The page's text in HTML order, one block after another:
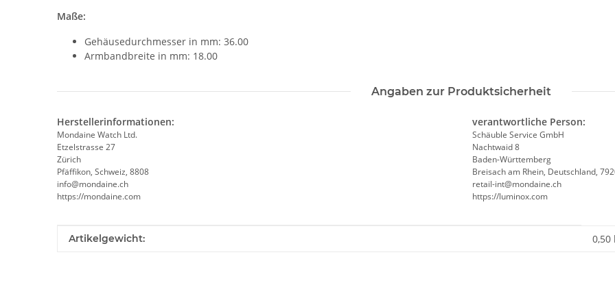
Maße:
Gehäusedurchmesser in mm: 36.00
Armbandbreite in mm: 18.00
Angaben zur Produktsicherheit
Herstellerinformationen:
Mondaine Watch Ltd.
Etzelstrasse 27
Zürich
Pfäffikon, Schweiz, 8808
info@mondaine.ch
https://mondaine.com
verantwortliche Person:
Schäuble Service GmbH
Nachtwaid 8
Baden-Württemberg
Breisach am Rhein, Deutschland,
retail-int@mondaine.ch
https://luminox.com
Produkteigenschaft
Wert
Artikelgewicht: 0,50